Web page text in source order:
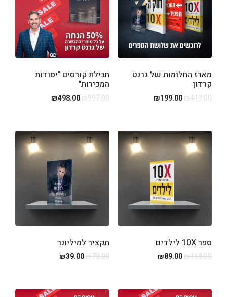
מארז החלומות של גרנט
קרדון
₪417.00
₪199.00
חבילת קורסים "יסודות
המכירות"
₪997.00
₪498.00
ספר 10X לילדים
₪168.00
₪89.00
תקציר למיליונר
₪78.00
₪39.00
בלוקריה.